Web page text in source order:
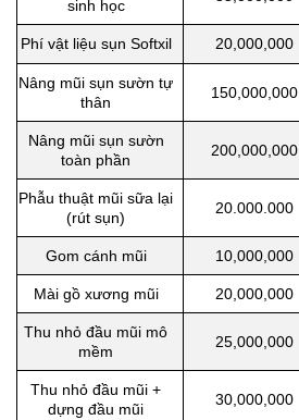
sinh học
Phí vật liệu sụn Softxil 20,000,000
Nâng mũi sụn sườn tự
thân
150,000,000
Nâng mũi sụn sườn
toàn phần
200,000,000
Phẫu thuật mũi sữa lại
(rút sụn)
20.000.000
Gom cánh mũi 10,000,000
Mài gồ xương mũi 20,000,000
Thu nhỏ đầu mũi mô
mềm
25,000,000
Thu nhỏ đầu mũi +
dựng đầu mũi
30,000,000